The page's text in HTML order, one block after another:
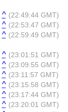
^ (22:49:44 GMT)
^ (22:53:47 GMT)
^ (22:59:49 GMT)
^ (23:01:51 GMT)
^ (23:09:55 GMT)
^ (23:11:57 GMT)
^ (23:15:58 GMT)
^ (23:17:44 GMT)
^ (23:20:01 GMT)